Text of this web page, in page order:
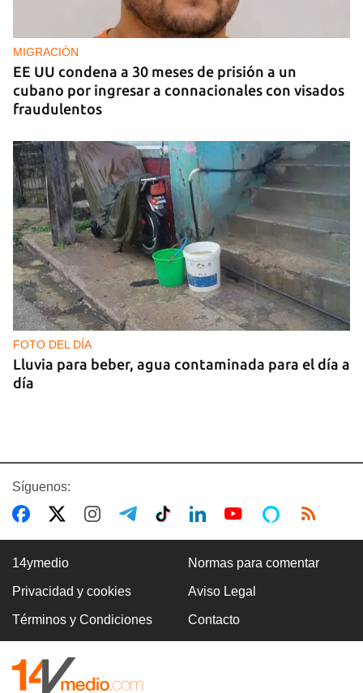
MIGRACIÓN
EE UU condena a 30 meses de prisión a un
cubano por ingresar a connacionales con visados
fraudulentos
FOTO DEL DÍA
Lluvia para beber, agua contaminada para el día a
día
COMERCIO
La Cuevita, el verdadero mercado mayorista de
Cuba, abastece la economía nacional
Síguenos:
14ymedio Normas para comentar
Privacidad y cookies Aviso Legal
Términos y Condiciones Contacto